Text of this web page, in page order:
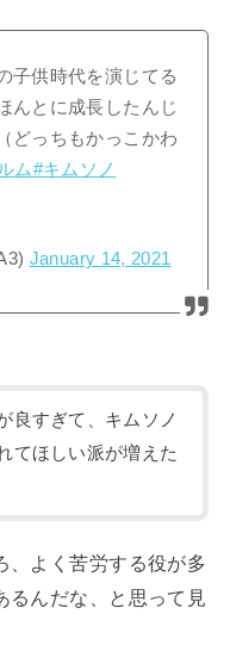
子供時代を演じてる
んとに成長したんじ
どっちもかっこかわ
ム#キムソノ
January 14, 2021
良すぎて、キムソノ
てほしい派が増えた
、よく苦労する役が多
るんだな、と思って見